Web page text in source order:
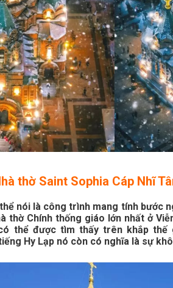
thờ Saint Sophia Cáp Nhĩ
nói là công trình mang tính bước
thờ Chính thống giáo lớn nhất ở
thể được tìm thấy trên khắp thế
Hy Lạp nó còn có nghĩa là sự